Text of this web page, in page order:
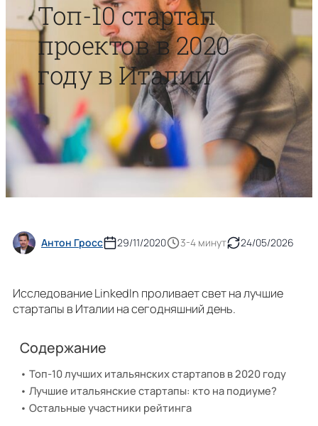
Топ-10 стартап
проектов в 2020
году в Италии
Антон Гросс 29/11/2020 3-4 минут 24/05/2026
Исследование LinkedIn проливает свет на лучшие
стартапы в Италии на сегодняшний день.
Содержание
Топ-10 лучших итальянских стартапов в 2020 году
Лучшие итальянские стартапы: кто на подиуме?
Остальные участники рейтинга